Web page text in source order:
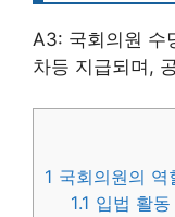
A3: 국회의원 수
차등 지급되며,
1 국회의원의 역
1.1 입법 활동